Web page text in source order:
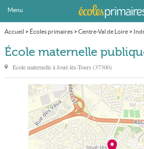
Menu
Accueil > Écoles primaires> Centre-Val de Loire>
École maternelle publique Blotterie
École maternelle
École maternelle àJoué-lès-Tours (37300)